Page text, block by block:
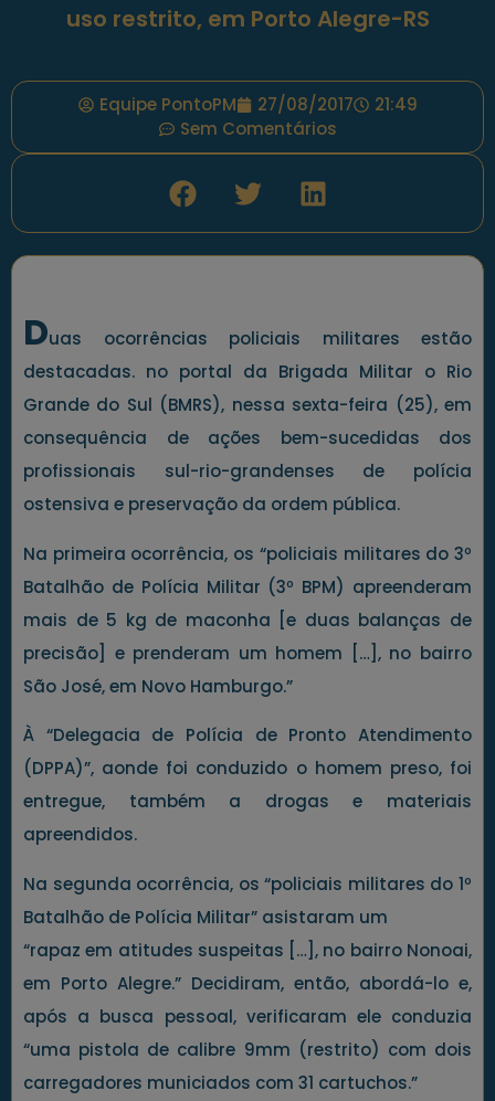
uso restrito, em Porto Alegre-RS
Equipe PontoPM 27/08/2017
21:49
Sem Comentários
Duas ocorrências policiais militares estão
destacadas. no portal da Brigada Militar o Rio
Grande do Sul (BMRS), nessa sexta-feira (25), em
consequência de ações bem-sucedidas dos
profissionais sul-rio-grandenses de polícia
ostensiva e preservação da ordem pública.
Na primeira ocorrência, os “policiais militares do 3º
Batalhão de Polícia Militar (3º BPM) apreenderam
mais de 5 kg de maconha [e duas balanças de
precisão] e prenderam um homem […], no bairro
São José, em Novo Hamburgo.”
À “Delegacia de Polícia de Pronto Atendimento
(DPPA)”, aonde foi conduzido o homem preso, foi
entregue, também a drogas e materiais
apreendidos.
Na segunda ocorrência, os “policiais militares do 1º
Batalhão de Polícia Militar” asistaram um
“rapaz em atitudes suspeitas […], no bairro Nonoai,
em Porto Alegre.” Decidiram, então, abordá-lo e,
após a busca pessoal, verificaram ele conduzia
“uma pistola de calibre 9mm (restrito) com dois
carregadores municiados com 31 cartuchos.”